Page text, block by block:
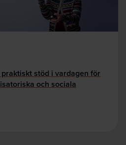
stöd i vardagen för
och sociala